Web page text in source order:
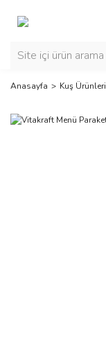
Anasayfa Kuş Ürünleri